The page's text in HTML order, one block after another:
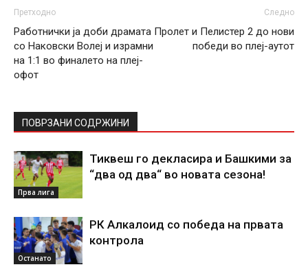
Претходно
Работнички ја доби драмата
со Наковски Волеј и израмни
на 1:1 во финалето на плеј-
офот
Следно
Пролет и Пелистер 2 до нови
победи во плеј-аутот
ПОВРЗАНИ СОДРЖИНИ
Прва лига
Тиквеш го декласира и Башкими за
“два од два“ во новата сезона!
Останато
РК Алкалоид со победа на првата
контрола